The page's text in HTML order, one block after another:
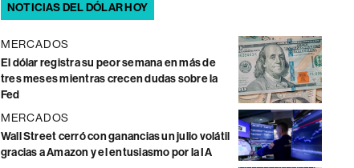
NOTICIAS DEL DÓLAR HOY
MERCADOS
El dólar registra su peor semana en más de
tres meses mientras crecen dudas sobre la
Fed
MERCADOS
Wall Street cerró con ganancias un julio volátil
gracias a Amazon y el entusiasmo por la IA